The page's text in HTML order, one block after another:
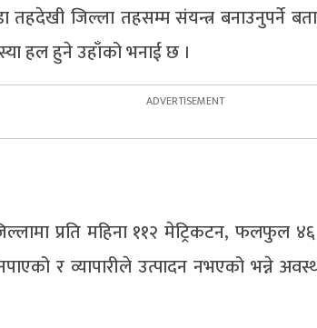
जिल्ला तहसम्म संयन्त्र बनाउनुपर्ने
हल हुने उहाँको भनाई छ ।
प्रति महिना ११२ मेट्रिकटन, फलफुल
र व्यापारीले उत्पादन नभएको भन्ने